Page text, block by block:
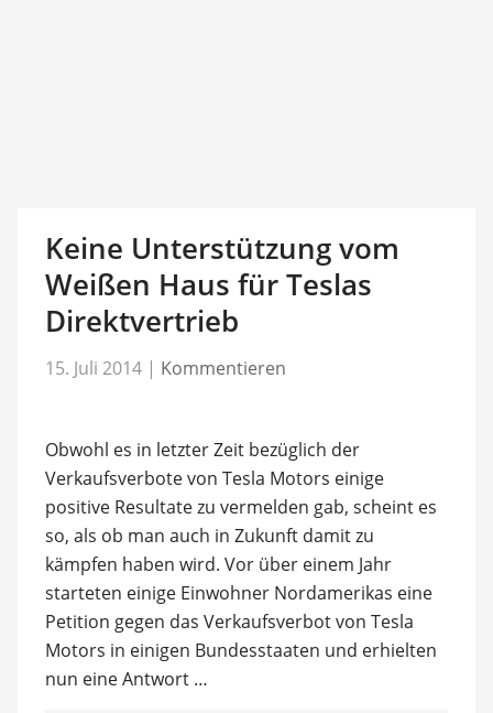
Keine Unterstützung vom
Weißen Haus für Teslas
Direktvertrieb
15. Juli 2014 | Kommentieren
Obwohl es in letzter Zeit bezüglich der
Verkaufsverbote von Tesla Motors einige
positive Resultate zu vermelden gab, scheint es
so, als ob man auch in Zukunft damit zu
kämpfen haben wird. Vor über einem Jahr
starteten einige Einwohner Nordamerikas eine
Petition gegen das Verkaufsverbot von Tesla
Motors in einigen Bundesstaaten und erhielten
nun eine Antwort …